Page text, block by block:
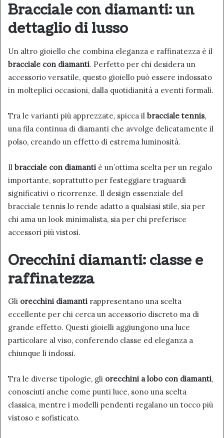
Bracciale con diamanti: un
dettaglio di lusso
Un altro gioiello che combina eleganza e raffinatezza è il
bracciale con diamanti. Perfetto per chi desidera un
accessorio versatile, questo gioiello può essere indossato
in molteplici occasioni, dalla quotidianità a eventi formali.
Tra le varianti più apprezzate, spicca il bracciale tennis,
una fila continua di diamanti che avvolge delicatamente il
polso, creando un effetto di estrema luminosità.
Il bracciale con diamanti è un’ottima scelta per un regalo
importante, soprattutto per festeggiare traguardi
significativi o ricorrenze. Il design essenziale del
bracciale tennis lo rende adatto a qualsiasi stile, sia per
chi ama un look minimalista, sia per chi preferisce
accessori più vistosi.
Orecchini diamanti: classe e
raffinatezza
Gli orecchini diamanti rappresentano una scelta
eccellente per chi cerca un accessorio discreto ma di
grande effetto. Questi gioielli aggiungono una luce
particolare al viso, conferendo classe ed eleganza a
chiunque li indossi.
Tra le diverse tipologie, gli orecchini a lobo con diamanti,
conosciuti anche come punti luce, sono una scelta
classica, mentre i modelli pendenti regalano un tocco più
vistoso e sofisticato.